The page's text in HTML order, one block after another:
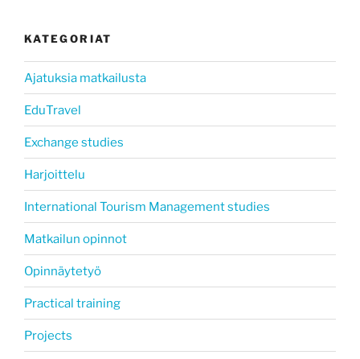
KATEGORIAT
Ajatuksia matkailusta
EduTravel
Exchange studies
Harjoittelu
International Tourism Management studies
Matkailun opinnot
Opinnäytetyö
Practical training
Projects